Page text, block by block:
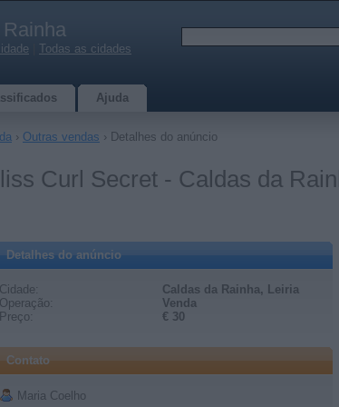
Todas as cidades
Ajuda
› Outras vendas › Detalhes do anúncio
Curl Secret - Caldas da
Detalhes do anúncio
Cidade:
Caldas da Rainha, Leiria
Operação:
Venda
Preço:
€ 30
Contato
Maria Coelho